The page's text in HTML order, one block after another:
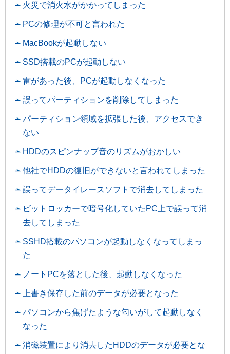
火災で消火水がかかってしまった
PCの修理が不可と言われた
MacBookが起動しない
SSD搭載のPCが起動しない
雷があった後、PCが起動しなくなった
誤ってパーティションを削除してしまった
パーティション領域を拡張した後、アクセスでき
ない
HDDのスピンナップ音のリズムがおかしい
他社でHDDの復旧ができないと言われてしまった
誤ってデータイレースソフトで消去してしまった
ビットロッカーで暗号化していたPC上で誤って消
去してしまった
SSHD搭載のパソコンが起動しなくなってしまっ
た
ノートPCを落とした後、起動しなくなった
上書き保存した前のデータが必要となった
パソコンから焦げたような匂いがして起動しなく
なった
消磁装置により消去したHDDのデータが必要とな